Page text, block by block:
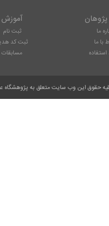
پژوهان
ما
با ما
آموزش
ثبت نام
ثبت کد
مسابقات
حقوق این وب سایت متعلق به پژوهشگاه